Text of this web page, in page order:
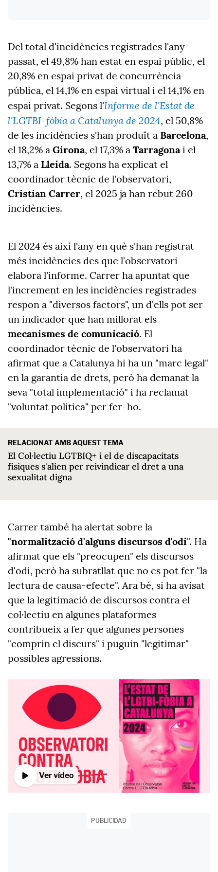
Del total d'incidències registrades l'any
passat, el 49,8% han estat en espai públic, el
20,8% en espai privat de concurrència
pública, el 14,1% en espai virtual i el 14,1% en
espai privat. Segons l'Informe de l'Estat de
l'LGTBI-fòbia a Catalunya de 2024, el 50,8%
de les incidències s'han produït a Barcelona,
el 18,2% a Girona, el 17,3% a Tarragonai el
13,7% a Lleida. Segons ha explicat el
coordinador tècnic de l'observatori,
Cristian Carrer, el 2025 ja han rebut 260
incidències.
El 2024 és així l'any en què s'han registrat
més incidències des que l'observatori
elabora l'informe. Carrer ha apuntat que
l'increment en les incidències registrades
respon a "diversos factors", un d'ells pot ser
un indicador que han millorat els
mecanismes de comunicació. El
coordinador tècnic de l'observatori ha
afirmat que a Catalunya hi ha un "marc legal"
en la garantia de drets, però ha demanat la
seva "total implementació" i ha reclamat
"voluntat política" per fer-ho.
RELACIONAT AMB AQUEST TEMA
El Col·lectiu LGTBIQ+ i el de discapacitats
físiques s'alien per reivindicar el dret a una
sexualitat digna
Carrer també ha alertat sobre la
"normalització d'alguns discursos d'odi". Ha
afirmat que els "preocupen" els discursos
d'odi, però ha subratllat que no es pot fer "la
lectura de causa-efecte". Ara bé, si ha avisat
que la legitimació de discursos contra el
col·lectiu en algunes plataformes
contribueix a fer que algunes persones
"comprin el discurs" i puguin "legitimar"
possibles agressions.
Ver vídeo
PUBLICIDAD